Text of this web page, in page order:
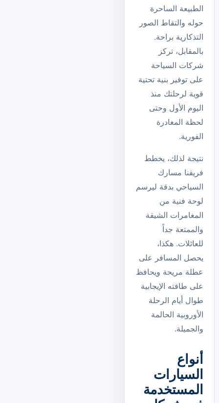
الطبيعة الساحرة
حوله والتقاط الصور
التذكارية براحة.
بالمقابل، تركز
شركات السياحة
على توفير بنية تحتية
قوية لرحلتك منذ
اليوم الأول وحتى
لحظة المغادرة
الفورية.
نتيجة لذلك، يخطط
فريقنا مسارك
السياحي بدقة ليرسم
لوحة فنية من
المغامرات الشيقة
والممتعة جداً
للعائلات. هكذا،
يحصل المسافر على
عطلة مريحة ويحافظ
على طاقته الإيجابية
طوال أيام الرحلة
الأوروبية الحالمة
والجميلة.
أنواع
السيارات
المستخدمة